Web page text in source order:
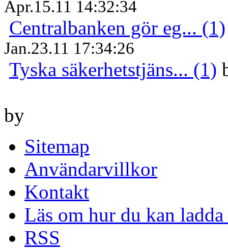
Apr.15.11 14:32:34
Centralbanken gör eg... (1)
Jan.23.11 17:34:26
Tyska säkerhetstjäns... (1)
by
Sitemap
Användarvillkor
Kontakt
Läs om hur du kan
RSS